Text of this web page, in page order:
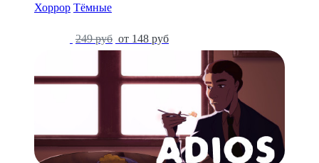
Хоррор Тёмные
249 руб от 148 руб